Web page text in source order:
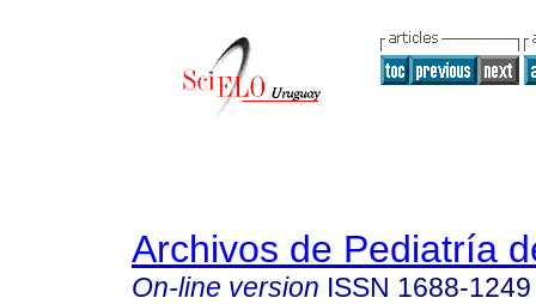
Archivos de Pediatría
On-line version ISSN 1688-1249